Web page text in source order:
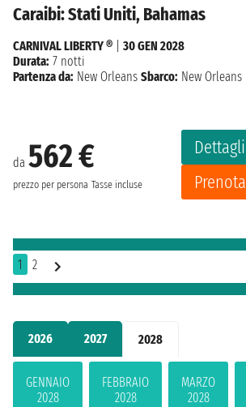
2026 2027 2028
GENNAIO
2028
FEBBRAIO
2028
MARZO
2028
Caraibi: Stati Uniti, Bahamas
da 562 €
prezzo per persona Tasse incluse
Dettagli
Prenota
CARNIVAL LIBERTY ®
30 GEN 2028
Durata: 7 notti
Partenza da: New Orleans Sbarco: New Orleans
1 2